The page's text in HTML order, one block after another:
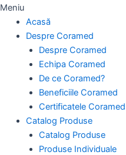
Meniu
Acasă
Despre Coramed
Despre Coramed
Echipa Coramed
De ce Coramed?
Beneficiile Coramed
Certificatele Coramed
Catalog Produse
Catalog Produse
Produse Individuale